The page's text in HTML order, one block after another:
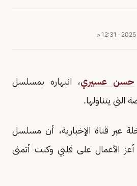
· 12:31 م
حسن عسيري، انبهاره بمسلسل
يتناولها.
عبر قناة الإخبارية، أن مسلسل
الأعمال على قلبي وكنت أتمنى